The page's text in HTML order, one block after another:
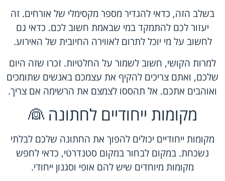
בשלב הזה, כדאי להגדיר מספר מקסימלי של אורחים. זה
יעזור לכם להתמקד במי שבאמת חשוב לכם. כדאי גם
לחשוב על מי יוכל לתרום לאווירה החיובית של האירוע.
למרות הקושי, חשוב לשמור על החלטיות. זכרו שזה היום
שלכם, ואתם צריכים להקיף את עצמכם באנשים שתומכים
ואוהבים אתכם. אל תהססו לצמצם את הרשימה אם צריך.
מקומות ייחודיים לחתונה 👰
מקומות ייחודיים יכולים להפוך את החתונה שלכם לבלתי
נשכחת. במקום לבחור במקום סטנדרטי, כדאי לחפש
מקומות מיוחדים שיש להם אופי וסגנון ייחודי.